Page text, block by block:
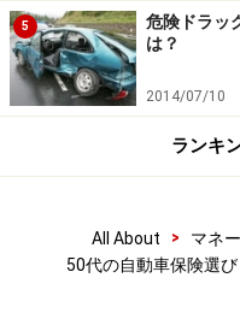
5
危険ドラッ
は？
2014/07/10
ランキ
All About > マネー
50代の自動車保険選